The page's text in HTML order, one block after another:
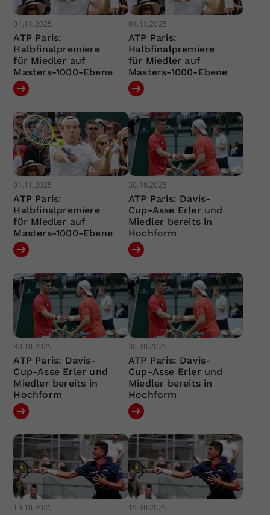
01.11.2025
ATP Paris:
Halbfinalpremiere
für Miedler auf
Masters-1000-Ebene
01.11.2025
ATP Paris:
Halbfinalpremiere
für Miedler auf
Masters-1000-Ebene
01.11.2025
ATP Paris:
Halbfinalpremiere
für Miedler auf
Masters-1000-Ebene
30.10.2025
ATP Paris: Davis-
Cup-Asse Erler und
Miedler bereits in
Hochform
30.10.2025
ATP Paris: Davis-
Cup-Asse Erler und
Miedler bereits in
Hochform
30.10.2025
ATP Paris: Davis-
Cup-Asse Erler und
Miedler bereits in
Hochform
19.10.2025 19.10.2025